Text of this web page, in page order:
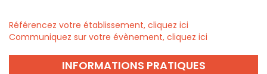
Référencez votre établissement, cliquez ici
Communiquez sur votre évènement, cliquez ici
INFORMATIONS PRATIQUES